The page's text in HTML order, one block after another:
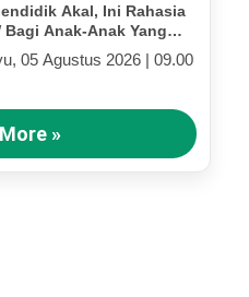
Akal, Ini Rahasia
Anak-Anak Yang
05 Agustus 2026 | 09.00
»